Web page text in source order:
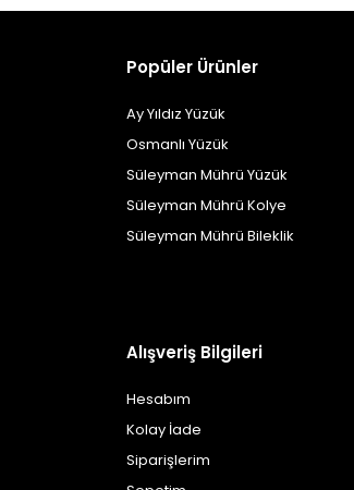
Popüler Ürünler
Ay Yıldız Yüzük
Osmanlı Yüzük
Süleyman Mührü Yüzük
Süleyman Mührü Kolye
Süleyman Mührü Bileklik
Alışveriş Bilgileri
Hesabım
Kolay İade
Siparişlerim